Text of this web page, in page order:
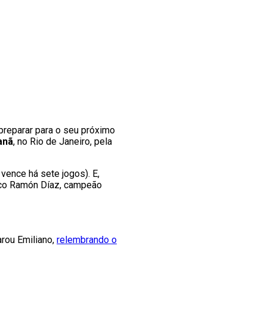
para o seu próximo
, no Rio de Janeiro, pela
há sete jogos). E,
Ramón Díaz, campeão
Emiliano, relembrando o